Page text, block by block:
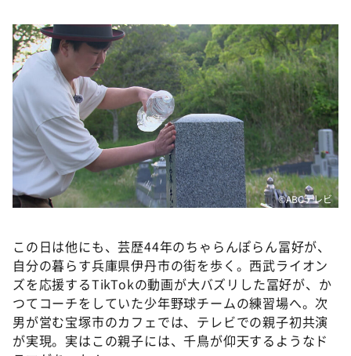
©ABCテレビ
この日は他にも、芸歴44年のちゃらんぽらん冨好が、
自分の暮らす兵庫県伊丹市の街を歩く。西武ライオン
ズを応援するTikTokの動画が大バズリした冨好が、か
つてコーチをしていた少年野球チームの練習場へ。次
男が営む宝塚市のカフェでは、テレビでの親子初共演
が実現。実はこの親子には、千鳥が仰天するようなド